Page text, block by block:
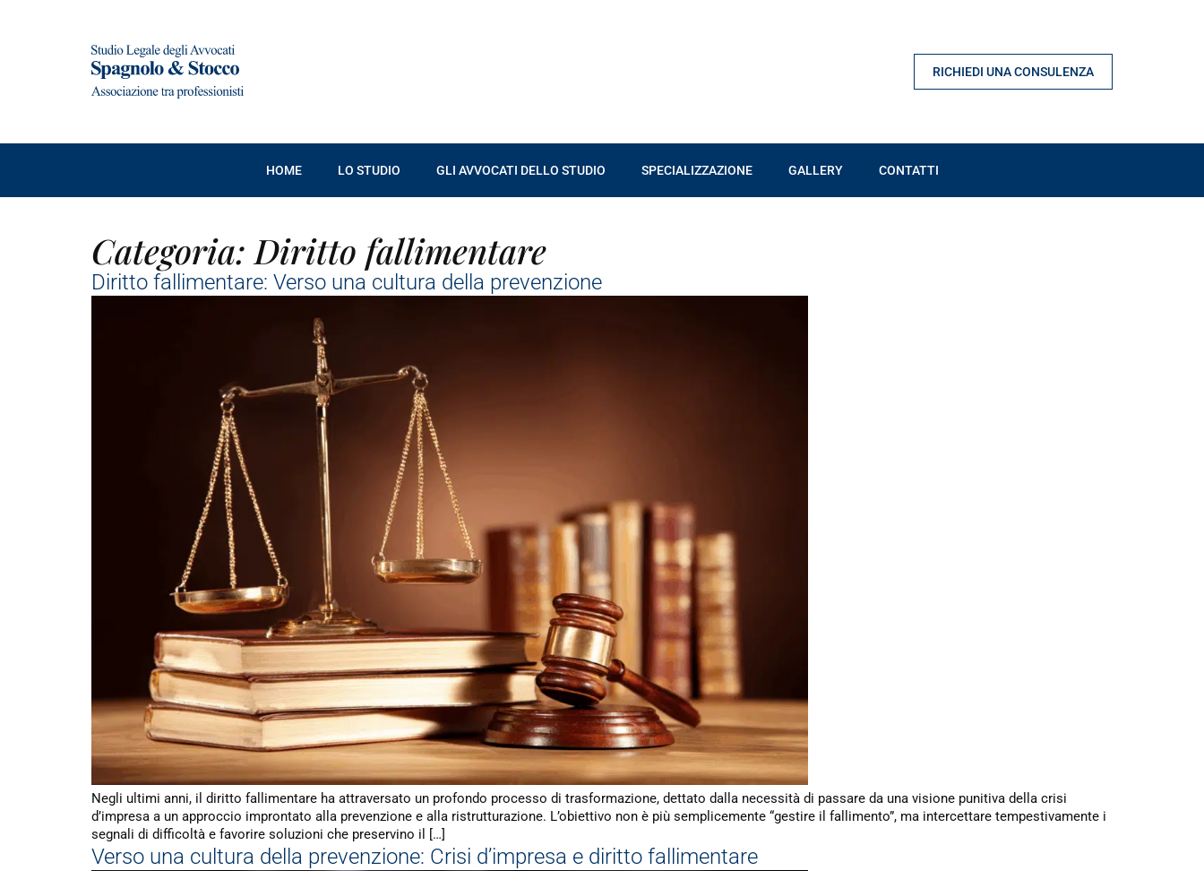
RICHIEDI UNA CONSULENZA
HOME LO STUDIO GLI AVVOCATI DELLO STUDIO SPECIALIZZAZIONE GALLERY CONTATTI
Categoria: Diritto fallimentare
Diritto fallimentare: Verso una cultura della prevenzione
Negli ultimi anni, il diritto fallimentare ha attraversato un profondo processo di trasformazione, dettato dalla necessità di passare da una visione punitiva della crisi
d’impresa a un approccio improntato alla prevenzione e alla ristrutturazione. L’obiettivo non è più semplicemente “gestire il fallimento”, ma intercettare tempestivamente i
segnali di difficoltà e favorire soluzioni che preservino il […]
Verso una cultura della prevenzione: Crisi d’impresa e diritto fallimentare